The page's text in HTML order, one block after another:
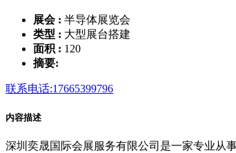
展会 : 半导体展览会
类型 : 大型展台搭建
面积 : 120
摘要:
联系电话:17665399796
内容描述
深圳奕晟国际会展服务有限公司是一家专业从